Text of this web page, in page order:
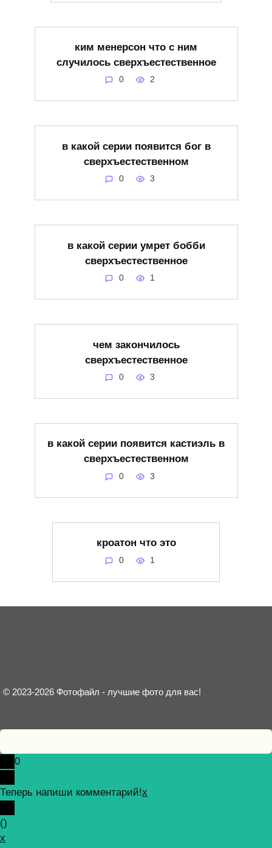
ким менерсон что с ним
случилось сверхъестественное
0 2
в какой серии появится бог в
сверхъестественном
0 3
в какой серии умрет бобби
сверхъестественное
0 1
чем закончилось
сверхъестественное
0 3
в какой серии появится кастиэль в
сверхъестественном
0 3
кроатон что это
0 1
© 2023-2026 Фотофайл - лучшие фото для вас!
0
Теперь напиши комментарий!x
()
x